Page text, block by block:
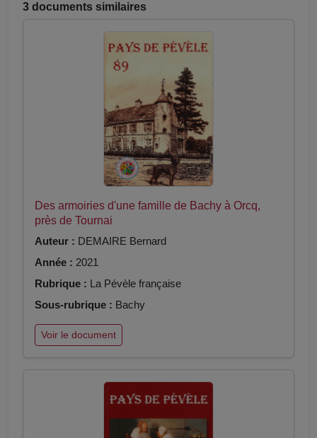
3 documents similaires
Des armoiries d'une famille de Bachy à Orcq,
près de Tournai
Auteur : DEMAIRE Bernard
Année : 2021
Rubrique : La Pévèle française
Sous-rubrique : Bachy
Voir le document